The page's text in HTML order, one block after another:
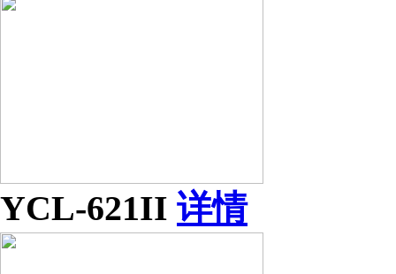
YCL-621II 详情